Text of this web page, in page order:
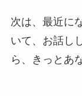
次は、最近に
いて、お話し
ら、きっとあ